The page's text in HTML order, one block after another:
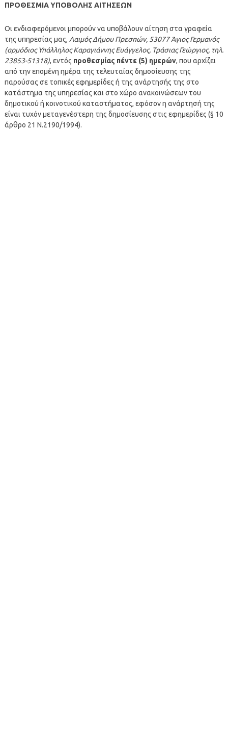
ΠΡΟΘΕΣΜΙΑ ΥΠΟΒΟΛΗΣ ΑΙΤΗΣΕΩΝ
Οι ενδιαφερόμενοι μπορούν να υποβάλουν αίτηση στα γραφεία
της υπηρεσίας μας, Λαιμός Δήμου Πρεσπών, 53077 Άγιος Γερμανός
(αρμόδιος Υπάλληλος Καραγιάννης Ευάγγελος, Τράσιας Γεώργιος, τηλ.
23853-51318), εντός προθεσμίας πέντε (5) ημερών, που αρχίζει
από την επομένη ημέρα της τελευταίας δημοσίευσης της
παρούσας σε τοπικές εφημερίδες ή της ανάρτησής της στο
κατάστημα της υπηρεσίας και στο χώρο ανακοινώσεων του
δημοτικού ή κοινοτικού καταστήματος, εφόσον η ανάρτησή της
είναι τυχόν μεταγενέστερη της δημοσίευσης στις εφημερίδες (§ 10
άρθρο 21 Ν.2190/1994).